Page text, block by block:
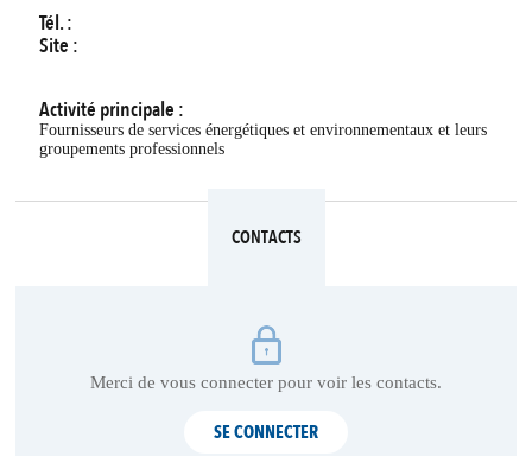
Tél. :
Site :
Activité principale :
Fournisseurs de services énergétiques et environnementaux et leurs
groupements professionnels
CONTACTS
Merci de vous connecter pour voir les contacts.
SE CONNECTER